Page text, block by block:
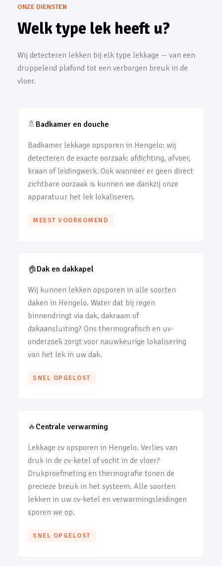
ONZE DIENSTEN
Welk type lek heeft u?
Wij detecteren lekken bij elk type lekkage — van een
druppelend plafond tot een verborgen breuk in de
vloer.
🚿 Badkamer en douche
Badkamer lekkage opsporen in Hengelo: wij
detecteren de exacte oorzaak: afdichting, afvoer,
kraan of leidingwerk. Ook wanneer er geen direct
zichtbare oorzaak is kunnen we dankzij onze
apparatuur het lek lokaliseren.
MEEST VOORKOMEND
🏠Dak en dakkapel
Wij kunnen lekken opsporen in alle soorten
daken in Hengelo. Water dat bij regen
binnendringt via dak, dakraam of
dakaansluiting? Ons thermografisch en uv-
onderzoek zorgt voor nauwkeurige lokalisering
van het lek in uw dak.
SNEL OPGELOST
🔥 Centrale verwarming
Lekkage cv opsporen in Hengelo. Verlies van
druk in de cv-ketel of vocht in de vloer?
Drukproefmeting en thermografie tonen de
precieze breuk in het systeem. Alle soorten
lekken in uw cv-ketel en verwarmingsleidingen
sporen we op.
SNEL OPGELOST